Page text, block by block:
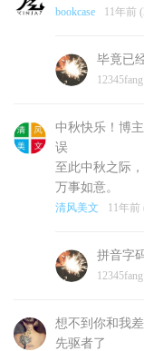
bookcase 11年前
毕竟已
中秋快乐！博
误
至此中秋之际
万事如意。
清风美文 11年前
拼音字
想不到你和我
先驱者了